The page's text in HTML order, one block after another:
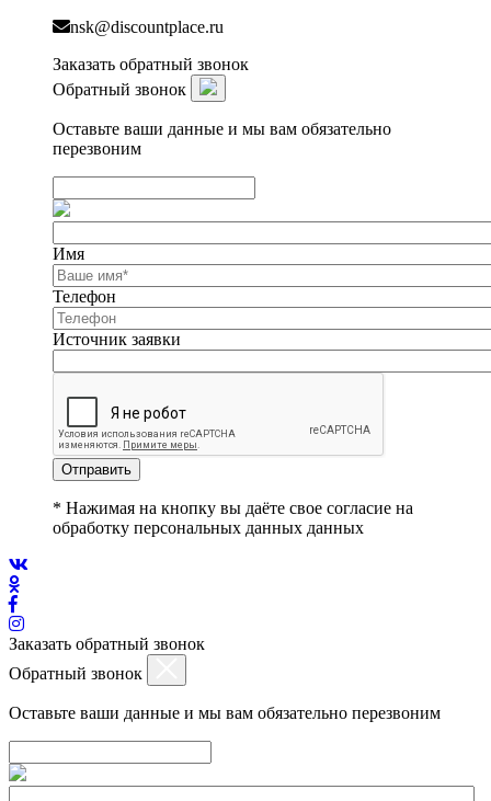
nsk@discountplace.ru
Заказать обратный звонок
Обратный звонок
Оставьте ваши данные и мы вам обязательно
перезвоним
Имя
Телефон
Источник заявки
Отправить
* Нажимая на кнопку вы даёте свое согласие на
обработку персональных данных данных
Заказать обратный звонок
Обратный звонок
Оставьте ваши данные и мы вам обязательно перезвоним